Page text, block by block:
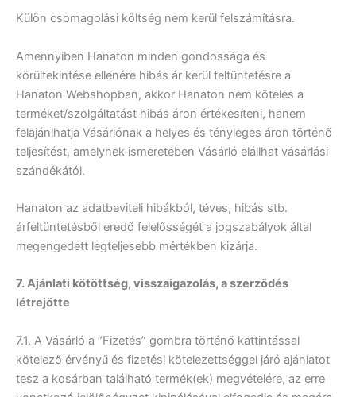
Külön csomagolási költség nem kerül felszámításra.
Amennyiben Hanaton minden gondossága és
körültekintése ellenére hibás ár kerül feltüntetésre a
Hanaton Webshopban, akkor Hanaton nem köteles a
terméket/szolgáltatást hibás áron értékesíteni, hanem
felajánlhatja Vásárlónak a helyes és tényleges áron történő
teljesítést, amelynek ismeretében Vásárló elállhat vásárlási
szándékától.
Hanaton az adatbeviteli hibákból, téves, hibás stb.
árfeltüntetésből eredő felelősségét a jogszabályok által
megengedett legteljesebb mértékben kizárja.
7. Ajánlati kötöttség, visszaigazolás, a szerződés
létrejötte
7.1. A Vásárló a “Fizetés” gombra történő kattintással
kötelező érvényű és fizetési kötelezettséggel járó ajánlatot
tesz a kosárban található termék(ek) megvételére, az erre